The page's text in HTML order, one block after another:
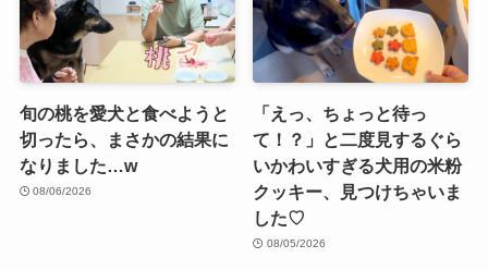
旬の桃を愛犬と食べようと
切ったら、まさかの結果に
なりました…w
08/06/2026
「えっ、ちょっと待っ
て！？」と二度見するぐら
いかわいすぎる犬用の米粉
クッキー、見つけちゃいま
した♡
08/05/2026